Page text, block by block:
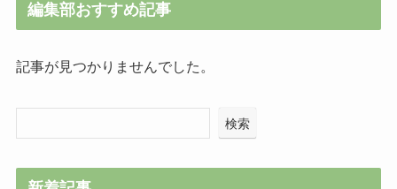
編集部おすすめ記事
記事が見つかりませんでした。
検索